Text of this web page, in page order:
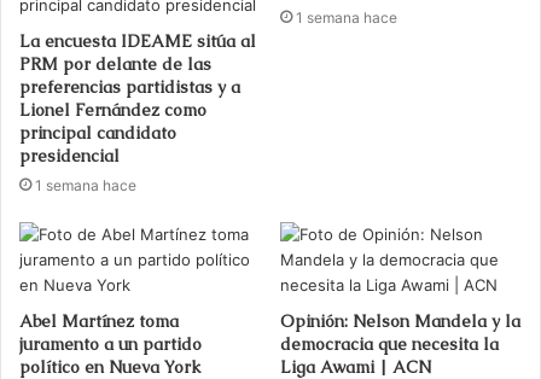
La encuesta IDEAME sitúa al
PRM por delante de las
preferencias partidistas y a
Lionel Fernández como
principal candidato
presidencial
1 semana hace
1 semana hace
Abel Martínez toma
juramento a un partido
político en Nueva York
Opinión: Nelson Mandela y la
democracia que necesita la
Liga Awami | ACN